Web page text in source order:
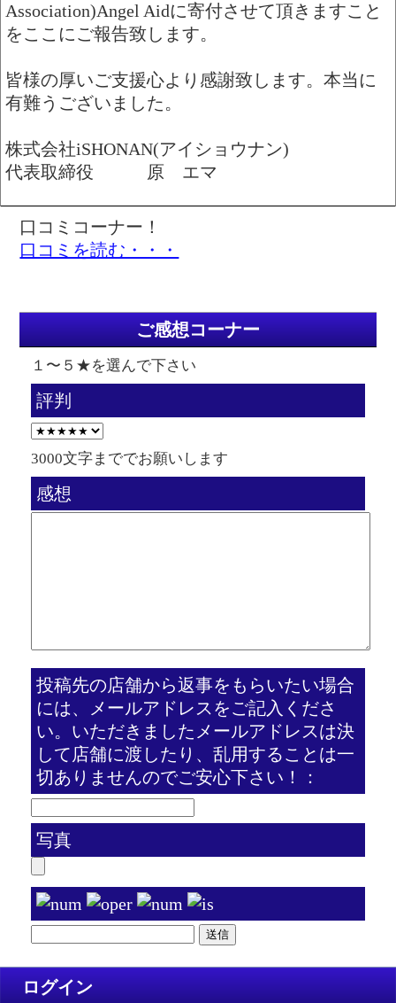
Association)Angel Aidに寄付させて頂きますこと
をここにご報告致します。
皆様の厚いご支援心より感謝致します。本当に
有難うございました。
株式会社iSHONAN(アイショウナン)
代表取締役 原 エマ
口コミコーナー！
口コミを読む・・・
ご感想コーナー
１〜５★を選んで下さい
評判
3000文字まででお願いします
感想
投稿先の店舗から返事をもらいたい場合
には、メールアドレスをご記入くださ
い。いただきましたメールアドレスは決
して店舗に渡したり、乱用することは一
切ありませんのでご安心下さい！：
写真
ログイン